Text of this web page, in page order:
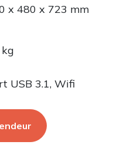
x 480 x 723 mm
USB 3.1, Wifi